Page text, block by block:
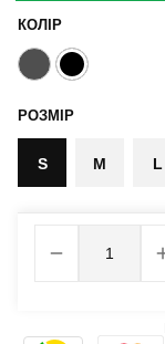
КОЛІР
РОЗМІР
S M L